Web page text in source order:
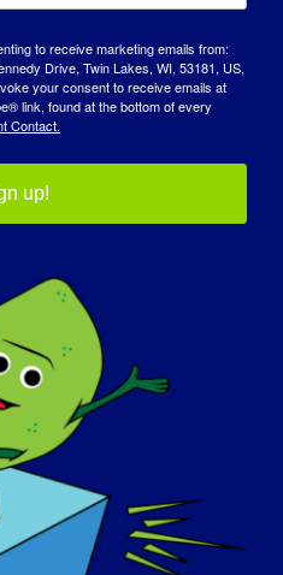
alt tipi için
ve Ailede musküler
üçüncü taraf bir
sağlanır ve
programın bir parçası
sunulur.
genden oluşan bir
sunuyorlar ve bu,
tespit edemediği
delesyonu için
tarafından
to receive marketing emails from:
Drive, Twin Lakes, WI, 53181, US,
your consent to receive emails at
link, found at the bottom of every
Contact.
up!